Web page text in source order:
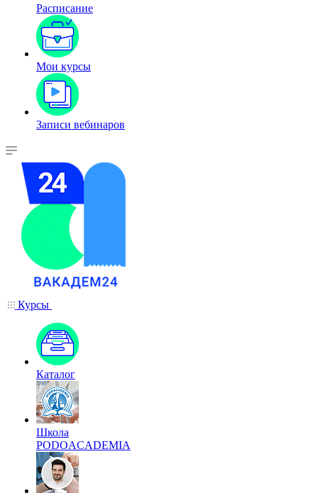
Расписание
Мои курсы
Записи вебинаров
Курсы
Каталог
Школа
PODOACADEMIA